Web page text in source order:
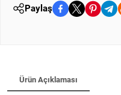
Paylaş
Ürün Açıklaması